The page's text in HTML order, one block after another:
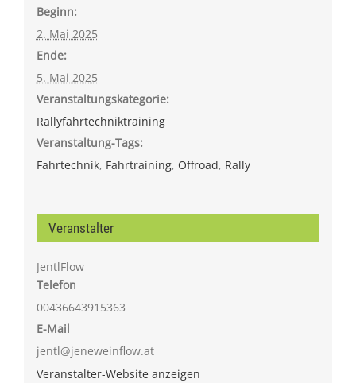
Beginn:
2. Mai 2025
Ende:
5. Mai 2025
Veranstaltungskategorie:
Rallyfahrtechniktraining
Veranstaltung-Tags:
Fahrtechnik, Fahrtraining, Offroad, Rally
Veranstalter
JentlFlow
Telefon
00436643915363
E-Mail
jentl@jeneweinflow.at
Veranstalter-Website anzeigen